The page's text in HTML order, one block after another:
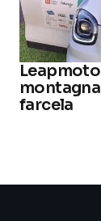
farcela